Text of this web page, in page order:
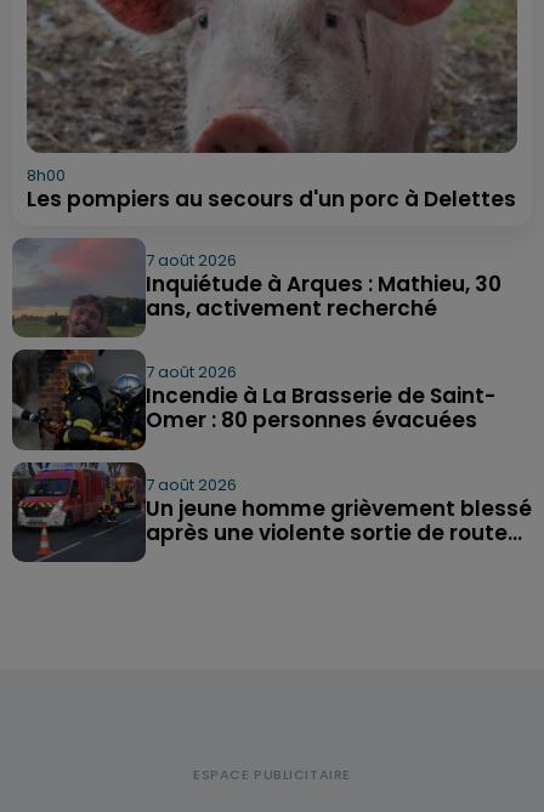
8h00
Les pompiers au secours d'un porc à Delettes
7 août 2026
Inquiétude à Arques : Mathieu, 30
ans, activement recherché
7 août 2026
Incendie à La Brasserie de Saint-
Omer : 80 personnes évacuées
7 août 2026
Un jeune homme grièvement blessé
après une violente sortie de route...